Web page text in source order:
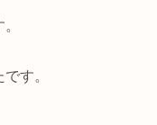
す。